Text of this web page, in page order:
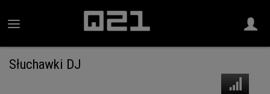
Słuchawki DJ